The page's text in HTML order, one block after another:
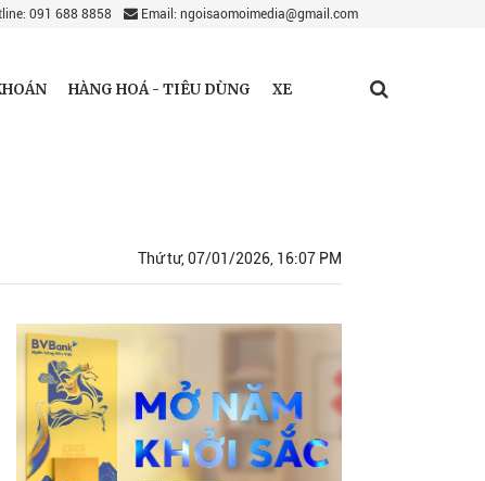
091 688 8858 Email: ngoisaomoimedia@gmail.com
HÀNG HOÁ - TIÊU DÙNG XE
Thứ tư, 07/01/2026, 16:07 PM